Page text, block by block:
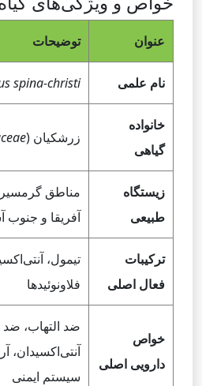
عنوان توضیحات
نام علمی spina-christi
خانواده
گیاهی
زرشکیان (
زیستگاه
طبیعی
مناطق
آفریقا و جنوب
ترکیبات
فعال اصلی
تیمول،
فلاونوئیدها
خواص
دارویی اصلی
ضد التهاب، ضد
آنتی‌اکسیدان،
سیستم ایمنی